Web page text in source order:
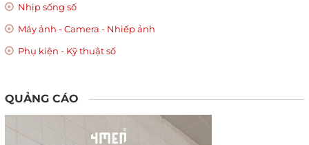
Nhịp sống số
Máy ảnh - Camera - Nhiếp ảnh
Phụ kiện - Kỹ thuật số
QUẢNG CÁO